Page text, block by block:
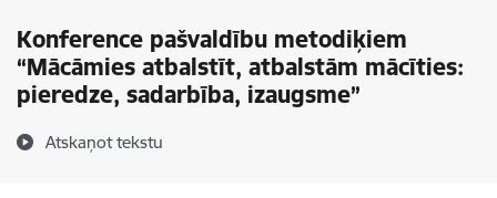
Konference pašvaldību metodiķiem
“Mācāmies atbalstīt, atbalstām mācīties:
pieredze, sadarbība, izaugsme”
Atskaņot tekstu